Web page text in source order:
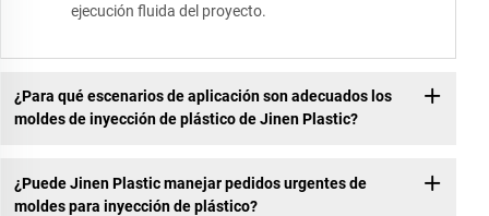
ejecución fluida del proyecto.
¿Para qué escenarios de aplicación son adecuados los
moldes de inyección de plástico de Jinen Plastic?
¿Puede Jinen Plastic manejar pedidos urgentes de
moldes para inyección de plástico?